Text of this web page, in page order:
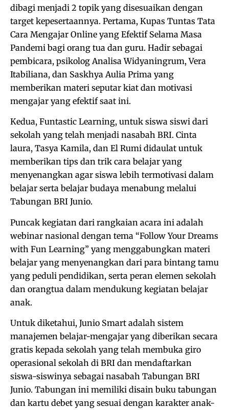
dibagi menjadi 2 topik yang disesuaikan dengan
target kepesertaannya. Pertama, Kupas Tuntas Tata
Cara Mengajar Online yang Efektif Selama Masa
Pandemi bagi orang tua dan guru. Hadir sebagai
pembicara, psikolog Analisa Widyaningrum, Vera
Itabiliana, dan Saskhya Aulia Prima yang
memberikan materi seputar kiat dan motivasi
mengajar yang efektif saat ini.
Kedua, Funtastic Learning, untuk siswa siswi dari
sekolah yang telah menjadi nasabah BRI. Cinta
laura, Tasya Kamila, dan El Rumi didaulat untuk
memberikan tips dan trik cara belajar yang
menyenangkan agar siswa lebih termotivasi dalam
belajar serta belajar budaya menabung melalui
Tabungan BRI Junio.
Puncak kegiatan dari rangkaian acara ini adalah
webinar nasional dengan tema “Follow Your Dreams
with Fun Learning” yang menggabungkan materi
belajar yang menyenangkan dari para bintang tamu
yang peduli pendidikan, serta peran elemen sekolah
dan orangtua dalam mendukung kegiatan belajar
anak.
Untuk diketahui, Junio Smart adalah sistem
manajemen belajar-mengajar yang diberikan secara
gratis kepada sekolah yang telah membuka giro
operasional sekolah di BRI dan mendaftarkan
siswa-siswinya sebagai nasabah Tabungan BRI
Junio. Tabungan ini memiliki disain buku tabungan
dan kartu debet yang sesuai dengan karakter anak-